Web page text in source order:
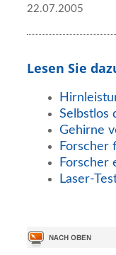
22.07.2005
Lesen Sie
Selbstlos
Gehirne
Forscher
Forscher
Laser-